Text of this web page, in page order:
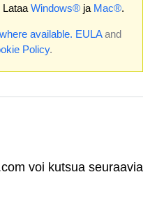
Lataa Windows® ja Mac®.
available. EULAand
Policy.
voi kutsua seuraavia